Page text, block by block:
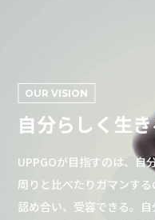
OUR VISION
自分らしく生
UPPGOが目指すのは、自
周りと比べたりガマンする
認め合い、受容できる。